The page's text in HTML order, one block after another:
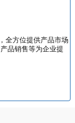
全方位提供产品市场
品销售等为企业提